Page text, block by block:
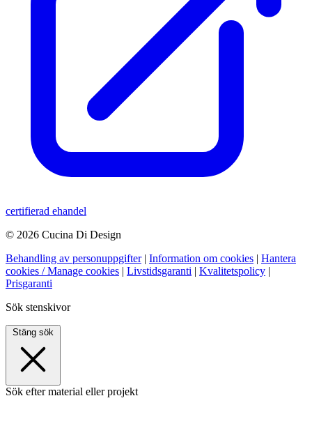
certifierad ehandel
© 2026 Cucina Di Design
Behandling av personuppgifter | Information om cookies | Hantera
cookies / Manage cookies | Livstidsgaranti | Kvalitetspolicy |
Prisgaranti
Sök stenskivor
Stäng sök
Sök efter material eller projekt